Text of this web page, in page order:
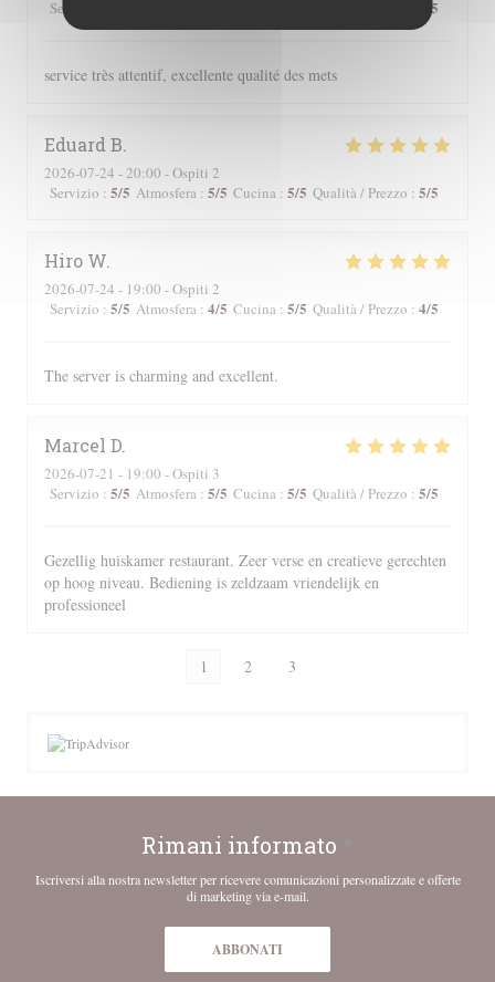
Servizio
/5
service très attentif, excellente qualité des mets
Eduard B
2026-07-24 - 20:00 - Ospiti 2
Servizio : 5/5 Atmosfera : 5/5 Cucina : 5/5 Qualità / Prezzo : 5/5
Hiro W
2026-07-24 - 19:00 - Ospiti 2
Servizio : 5/5 Atmosfera : 4/5 Cucina : 5/5 Qualità / Prezzo : 4/5
The server is charming and excellent.
Marcel D
2026-07-21 - 19:00 - Ospiti 3
Servizio : 5/5 Atmosfera : 5/5 Cucina : 5/5 Qualità / Prezzo : 5/5
Gezellig huiskamer restaurant. Zeer verse en creatieve gerechten
op hoog niveau. Bediening is zeldzaam vriendelijk en
professioneel
1 2 3
Rimani informato
Iscriversi alla nostra newsletter per ricevere comunicazioni personalizzate e offerte
di marketing via e-mail.
ABBONATI